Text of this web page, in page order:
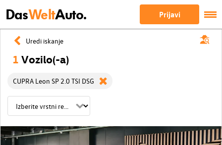
DasWeltAuto. Prijavi
Uredi iskanje
1 Vozilo(-a)
CUPRA Leon SP 2.0 TSI DSG